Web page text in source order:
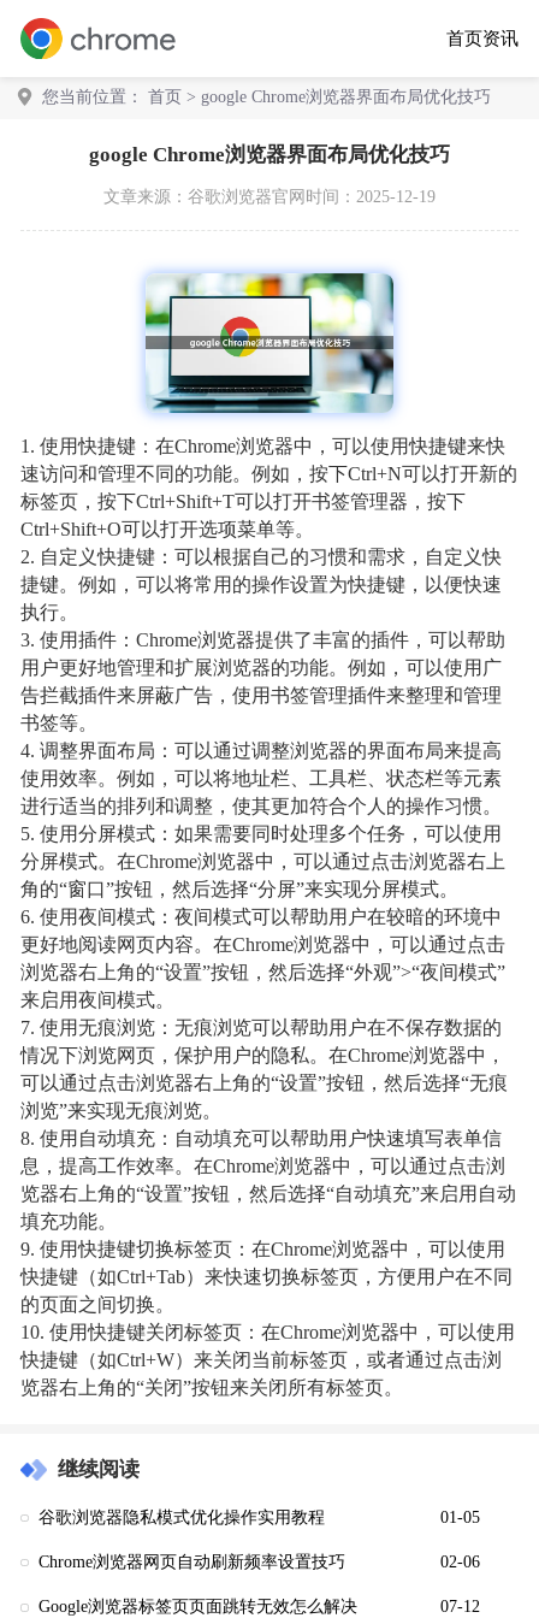
首页资讯
您当前位置： 首页 > google Chrome浏览器界面布局优化技巧
google Chrome浏览器界面布局优化技巧
文章来源： 谷歌浏览器官网 时间：2025-12-19
1. 使用快捷键：在Chrome浏览器中，可以使用快捷键来快
速访问和管理不同的功能。例如，按下Ctrl+N可以打开新的
标签页，按下Ctrl+Shift+T可以打开书签管理器，按下
Ctrl+Shift+O可以打开选项菜单等。
2. 自定义快捷键：可以根据自己的习惯和需求，自定义快
捷键。例如，可以将常用的操作设置为快捷键，以便快速
执行。
3. 使用插件：Chrome浏览器提供了丰富的插件，可以帮助
用户更好地管理和扩展浏览器的功能。例如，可以使用广
告拦截插件来屏蔽广告，使用书签管理插件来整理和管理
书签等。
4. 调整界面布局：可以通过调整浏览器的界面布局来提高
使用效率。例如，可以将地址栏、工具栏、状态栏等元素
进行适当的排列和调整，使其更加符合个人的操作习惯。
5. 使用分屏模式：如果需要同时处理多个任务，可以使用
分屏模式。在Chrome浏览器中，可以通过点击浏览器右上
角的“窗口”按钮，然后选择“分屏”来实现分屏模式。
6. 使用夜间模式：夜间模式可以帮助用户在较暗的环境中
更好地阅读网页内容。在Chrome浏览器中，可以通过点击
浏览器右上角的“设置”按钮，然后选择“外观”>“夜间模式”
来启用夜间模式。
7. 使用无痕浏览：无痕浏览可以帮助用户在不保存数据的
情况下浏览网页，保护用户的隐私。在Chrome浏览器中，
可以通过点击浏览器右上角的“设置”按钮，然后选择“无痕
浏览”来实现无痕浏览。
8. 使用自动填充：自动填充可以帮助用户快速填写表单信
息，提高工作效率。在Chrome浏览器中，可以通过点击浏
览器右上角的“设置”按钮，然后选择“自动填充”来启用自动
填充功能。
9. 使用快捷键切换标签页：在Chrome浏览器中，可以使用
快捷键（如Ctrl+Tab）来快速切换标签页，方便用户在不同
的页面之间切换。
10. 使用快捷键关闭标签页：在Chrome浏览器中，可以使用
快捷键（如Ctrl+W）来关闭当前标签页，或者通过点击浏
览器右上角的“关闭”按钮来关闭所有标签页。
继续阅读
谷歌浏览器隐私模式优化操作实用教程 01-05
Chrome浏览器网页自动刷新频率设置技巧 02-06
Google浏览器标签页页面跳转无效怎么解决 07-12